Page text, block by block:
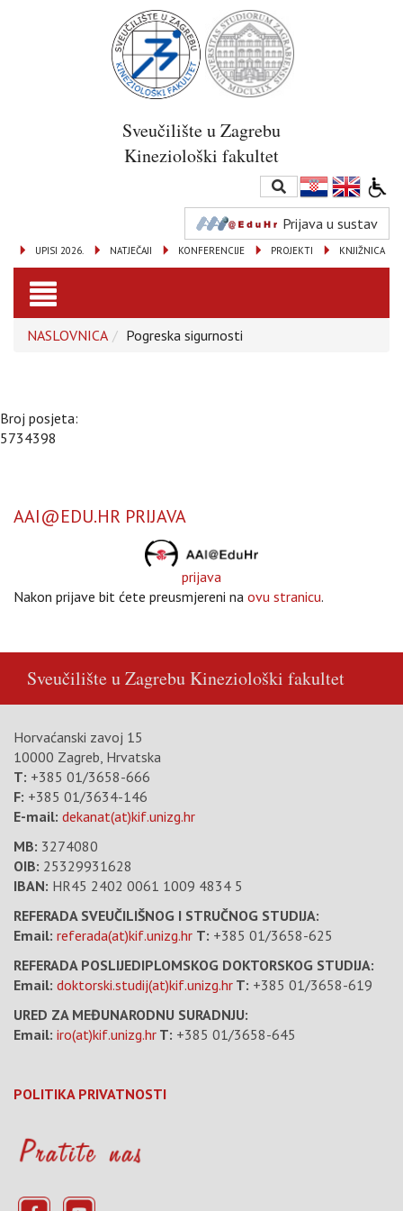
Sveučilište u Zagrebu
Kineziološki fakultet
Prijava u sustav
KNJIŽNICA
PROJEKTI
KONFERENCIJE
NATJEČAJI
UPISI 2026.
Toggle
navigation
NASLOVNICA Pogreska sigurnosti
Broj posjeta:
5734398
AAI@EDU.HR PRIJAVA
prijava
Nakon prijave bit ćete preusmjereni na ovu stranicu.
Sveučilište u ZagrebuKineziološki fakultet
Horvaćanski zavoj 15
10000 Zagreb, Hrvatska
T: +385 01/3658-666
F: +385 01/3634-146
E-mail: dekanat(at)kif.unizg.hr
MB: 3274080
OIB: 25329931628
IBAN: HR45 2402 0061 1009 4834 5
REFERADA SVEUČILIŠNOG I STRUČNOG STUDIJA:
Email: referada(at)kif.unizg.hr T: +385 01/3658-625
REFERADA POSLIJEDIPLOMSKOG DOKTORSKOG STUDIJA:
Email: doktorski.studij(at)kif.unizg.hr T: +385 01/3658-619
URED ZA MEĐUNARODNU SURADNJU:
Email: iro(at)kif.unizg.hr T: +385 01/3658-645
POLITIKA PRIVATNOSTI